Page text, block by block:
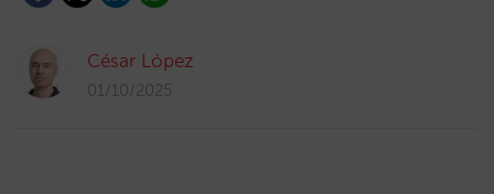
César López
01/10/2025